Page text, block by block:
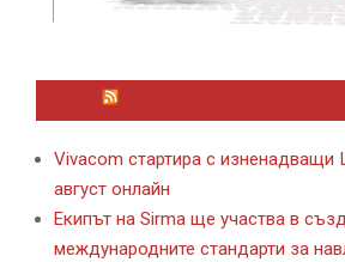
Vivacom стартира с изненадващи
август онлайн
Екипът на Sirma ще участва в
международните стандарти за